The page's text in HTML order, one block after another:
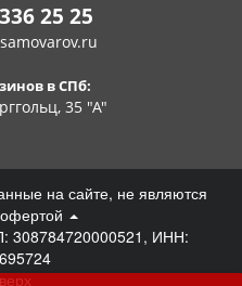
25 25
в СПб:
35 "А"
на сайте, не являются
ИНН: